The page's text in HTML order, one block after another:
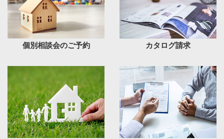
個別相談会のご予約 カタログ請求